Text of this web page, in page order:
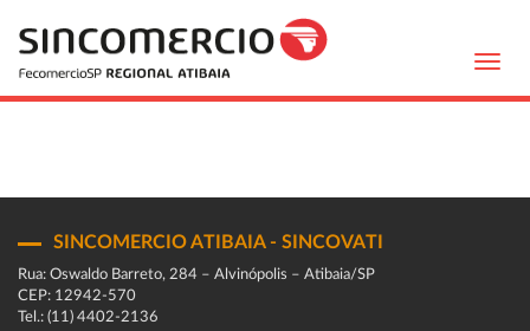
SINCOMERCIO ATIBAIA - SINCOVATI
Rua: Oswaldo Barreto, 284 – Alvinópolis – Atibaia/SP
CEP: 12942-570
Tel.: (11) 4402-2136